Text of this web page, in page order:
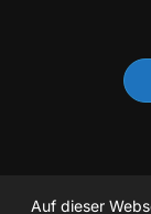
Auf dieser